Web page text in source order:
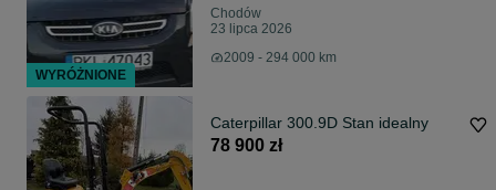
Chodów
23 lipca 2026
2009 - 294 000 km
Caterpillar 300.9D Stan idealny
78 900 zł
WYRÓŻNIONE